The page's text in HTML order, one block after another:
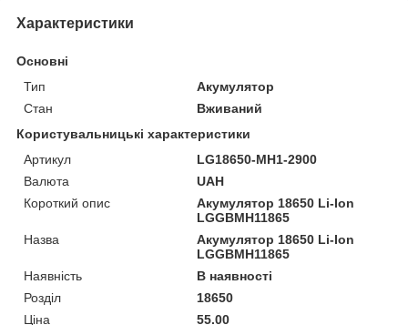
Характеристики
Основні
Тип
Акумулятор
Стан
Вживаний
Користувальницькі характеристики
Артикул
LG18650-MH1-2900
Валюта
UAH
Короткий опис
Акумулятор 18650 Li-Ion
LGGBMH11865
Назва
Акумулятор 18650 Li-Ion
LGGBMH11865
Наявність
В наявності
Розділ
18650
Ціна
55.00